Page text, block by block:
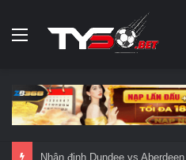
Menu